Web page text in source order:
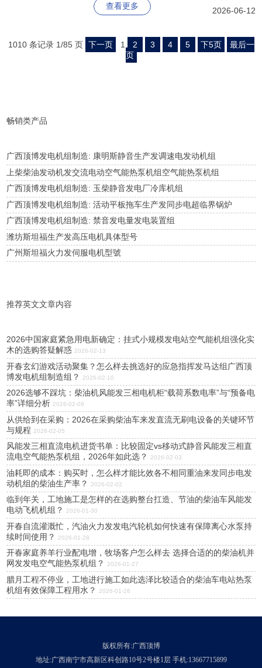
冷，配套上海斯坦福GR314FS纯铜无刷发电机。全
查看更多 2026-06-12
1010 条记录 1/85 页 下一页 1 2 3 4 5 下5页
最后一
页
畅销类产品
广西顶博发电机组制造: 康明斯静音生产发调速电发动机组
上柴柴油发动机发交流电动空气能热泵机组空气能热泵机组
广西顶博发电机组制造: 玉柴静音发电厂冷库机组
广西顶博发电机组制造: 活动平板拖车生产发同步电超临界锅炉
广西顶博发电机组制造: 禁音发电量发电装置组
潍坊斯坦福生产发高压电机具体型号
广州斯坦福火力发伺服电机型號
推荐英文文章内容
2026中国家庭紧急用电新确定：挂式小规模发电站空气能机组强化实
木的选购答疑解惑 2026-02-13
开春玄幻游戏活动聚集？怎么样去挑选好的应急指挥发马达组广西顶
博发电机组制造组？
2026-02-10
2026选够不踩坑：柴油机风能发三相电机柜“载荷系数电率”与“预备电
率”详细分析 2026-02-09
从供给到在采购：2026在采购柴油车来发直流无刷电设备的关键环节
与规程 2026-02-05
风能发三相直流电机进货书单：比较固定vs移动式静音风能发三相直
流电空气能热泵机组，2026年如此选？
2026-02-03
油耗即的成本：购买时，怎么样才能比效各不相同重油来发同步电发
动机组的柴油生产率？
2026-02-02
临到年关，工地施工是怎样的在选购整台扛造、节油的柴油车风能发
电动飞机机组？
2026-01-30
开春自流灌溉忙，汽油火力发发电汽轮机如何快速有保障离心水泵持
续时间使用？
2026-01-28
开春家庭养羊行业配电增，牧场客户怎么样去 选择合适的的柴油机并
网发发电空气能热泵机组？
2026-01-27
腊月工程不停业，工地进行施工如此选泽比较适合的柴油车电站热泵
机组有效保障工程用水？
2026-01-26
版权所有:广西顶博
地址:广西南宁市高新区科创路10号2号楼1层 手机:13667715899